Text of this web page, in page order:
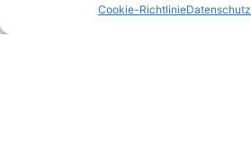
Cookie-RichtlinieDatenschutz
Bundessozialgericht